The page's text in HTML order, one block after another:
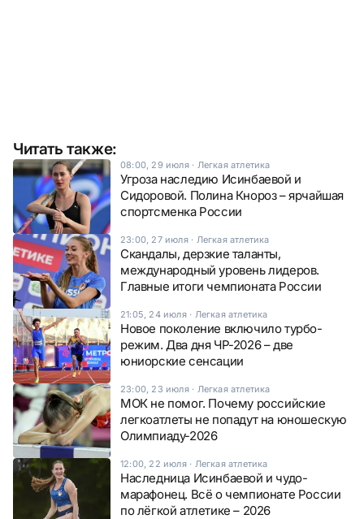
Читать также:
08:00, 29 июля· Легкая атлетика
Угроза наследию Исинбаевой и
Сидоровой. Полина Кнороз – ярчайшая
спортсменка России
23:00, 27 июля· Легкая атлетика
Скандалы, дерзкие таланты,
международный уровень лидеров.
Главные итоги чемпионата России
21:05, 24 июля· Легкая атлетика
Новое поколение включило турбо-
режим. Два дня ЧР-2026 – две
юниорские сенсации
23:00, 23 июля· Легкая атлетика
МОК не помог. Почему российские
легкоатлеты не попадут на юношескую
Олимпиаду-2026
12:00, 22 июля· Легкая атлетика
Наследница Исинбаевой и чудо-
марафонец. Всё о чемпионате России
по лёгкой атлетике – 2026